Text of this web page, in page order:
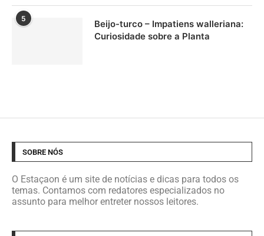
5
Beijo-turco – Impatiens walleriana:
Curiosidade sobre a Planta
SOBRE NÓS
O Estaçaon é um site de notícias e dicas para todos os
temas. Contamos com redatores especializados no
assunto para melhor entreter nossos leitores.